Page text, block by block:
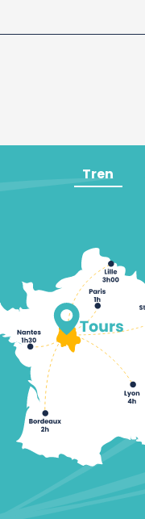
Tren